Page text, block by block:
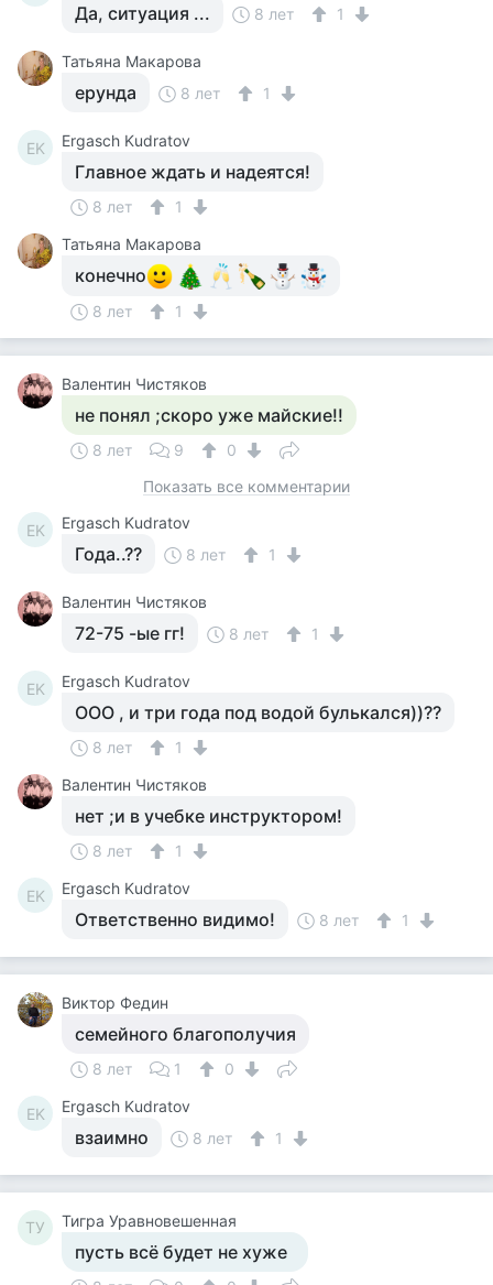
Да, ситуация ... 8 лет 1
Татьяна Макарова
ерунда 8 лет 1
EK Ergasch Kudratov
Главное ждать и надеятся!
8 лет
1
Татьяна Макарова
конечно
8 лет 1
Валентин Чистяков
не понял ;скоро уже майские!!
8 лет 9
0
Показать все комментарии
EK Ergasch Kudratov
Года..?? 8 лет 1
Валентин Чистяков
72-75 -ые гг! 8 лет 1
EK Ergasch Kudratov
ООО , и три года под водой булькался))??
8 лет
1
Валентин Чистяков
нет ;и в учебке инструктором!
8 лет 1
EK Ergasch Kudratov
Ответственно видимо! 8 лет 1
Виктор Федин
семейного благополучия
8 лет 1 0
EK Ergasch Kudratov
взаимно 8 лет 1
ТУ Тигра Уравновешенная
пусть всё будет не хуже